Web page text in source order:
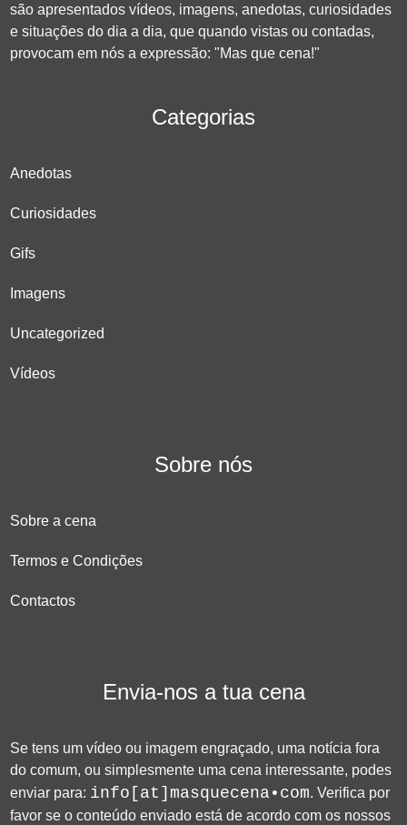
são apresentados vídeos, imagens, anedotas, curiosidades
e situações do dia a dia, que quando vistas ou contadas,
provocam em nós a expressão: "Mas que cena!"
Categorias
Anedotas
Curiosidades
Gifs
Imagens
Uncategorized
Vídeos
Sobre nós
Sobre a cena
Termos e Condições
Contactos
Envia-nos a tua cena
Se tens um vídeo ou imagem engraçado, uma notícia fora
do comum, ou simplesmente uma cena interessante, podes
enviar para: info[at]masquecena•com. Verifica por
favor se o conteúdo enviado está de acordo com os nossos